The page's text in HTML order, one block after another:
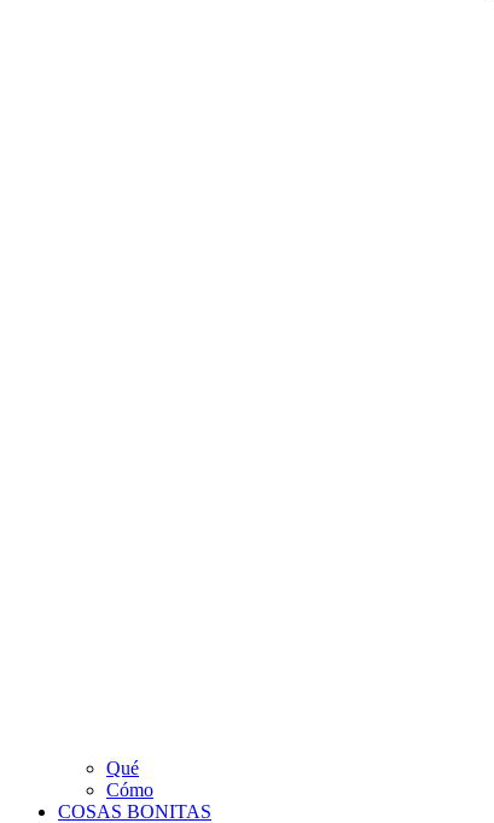
Qué
Cómo
COSAS BONITAS